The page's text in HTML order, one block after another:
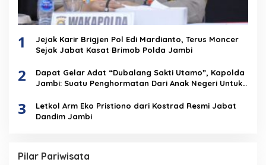
1
Jejak Karir Brigjen Pol Edi Mardianto, Terus Moncer
Sejak Jabat Kasat Brimob Polda Jambi
2
Dapat Gelar Adat “Dubalang Sakti Utamo”, Kapolda
Jambi: Suatu Penghormatan Dari Anak Negeri Untuk
3
Letkol Arm Eko Pristiono dari Kostrad Resmi Jabat
Dandim Jambi
Pilar Pariwisata